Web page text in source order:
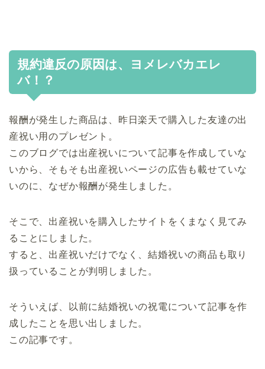
規約違反の原因は、ヨメレバカエレ
バ！？
報酬が発生した商品は、昨日楽天で購入した友達の出
産祝い用のプレゼント。
このブログでは出産祝いについて記事を作成していな
いから、そもそも出産祝いページの広告も載せていな
いのに、なぜか報酬が発生しました。
そこで、出産祝いを購入したサイトをくまなく見てみ
ることにしました。
すると、出産祝いだけでなく、結婚祝いの商品も取り
扱っていることが判明しました。
そういえば、以前に結婚祝いの祝電について記事を作
成したことを思い出しました。
この記事です。